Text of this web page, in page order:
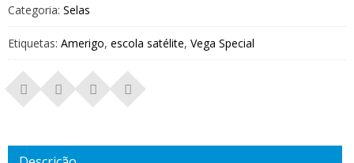
Categoria: Selas
Etiquetas: Amerigo, escola satélite, Vega Special